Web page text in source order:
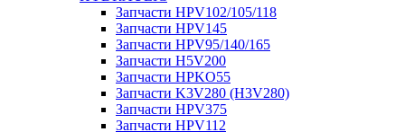
Запчасти HPV102/105/118
Запчасти HPV145
Запчасти HPV95/140/165
Запчасти H5V200
Запчасти HPKO55
Запчасти K3V280 (H3V280)
Запчасти HPV375
Запчасти HPV112